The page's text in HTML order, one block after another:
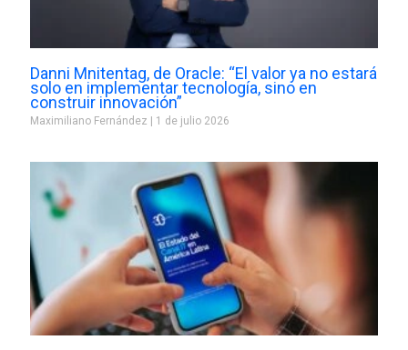
Danni Mnitentag, de Oracle: “El valor ya no estará
solo en implementar tecnología, sino en
construir innovación”
Maximiliano Fernández 1 de julio 2026